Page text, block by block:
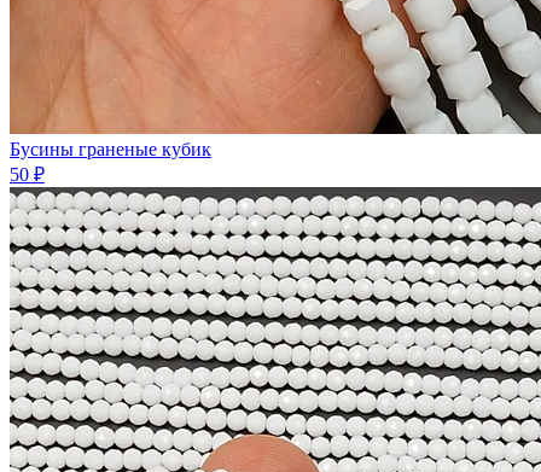
Бусины граненые кубик
50 ₽